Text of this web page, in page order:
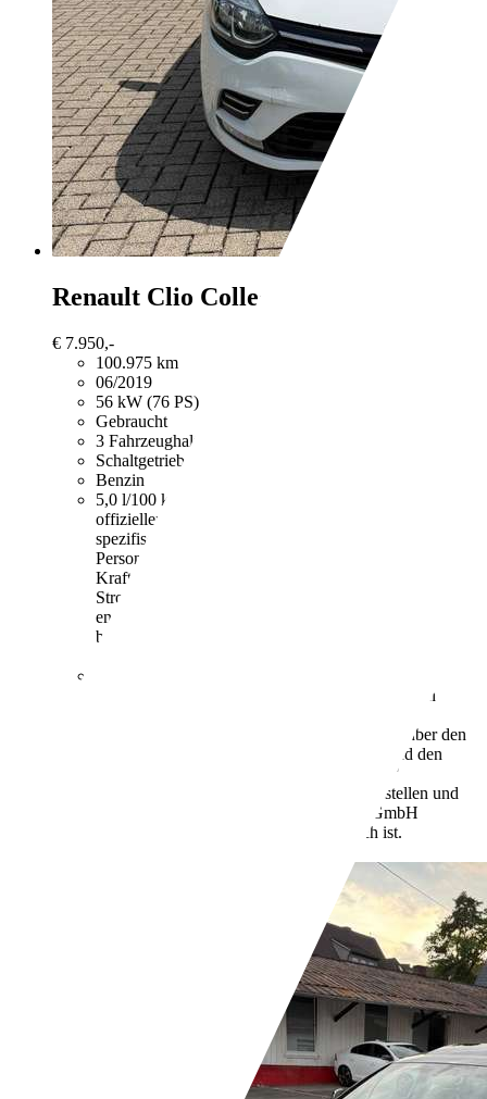
Renault Clio Collection
€ 7.950,-
100.975 km
06/2019
56 kW (76 PS)
Gebraucht
3 Fahrzeughalter
Schaltgetriebe
Benzin
5,0 l/100 km (komb.)
offiziellen Kraftstoffverbrauch und den offiziellen
spezifischen CO2-Emissionen neuer
Personenkraftwagen können dem "Leitfaden über den
Kraftstoffverbrauch, die CO2-Emissionen und den
Stromverbrauch neuer Personenkraftwagen"
entnommen werden, der an allen Verkaufsstellen und
bei der Deutschen Automobil Treuhand GmbH
offiziellen Kraftstoffverbrauch und den offiziellen
Personenkraftwagen können dem "Leitfaden über den
Kraftstoffverbrauch, die CO2-Emissionen und den
Stromverbrauch neuer Personenkraftwagen"
entnommen werden, der an allen Verkaufsstellen und
bei der Deutschen Automobil Treuhand GmbH
unter www.dat.de unentgeltlich erhältlich ist.